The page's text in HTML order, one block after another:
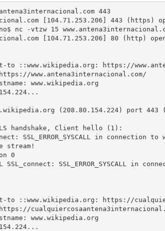
443
[104.71.253.206] 443 (https)
nc -vtzw 15
[104.71.253.206] 80 (http)
::www.wikipedia.org: https://
www.antena3internacional.com/
www.wikipedia.org
(208.80.154.224) port 443
handshake, Client hello (1):
SSL_ERROR_SYSCALL in connection
stream!
0
SSL_ERROR_SYSCALL in
::www.wikipedia.org: https://
www.wikipedia.org